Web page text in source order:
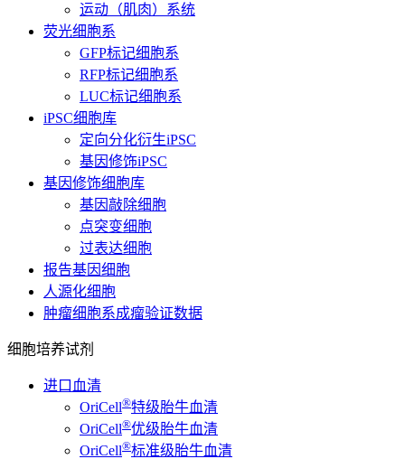
运动（肌肉）系统
荧光细胞系
GFP标记细胞系
RFP标记细胞系
LUC标记细胞系
iPSC细胞库
定向分化衍生iPSC
基因修饰iPSC
基因修饰细胞库
基因敲除细胞
点突变细胞
过表达细胞
报告基因细胞
人源化细胞
肿瘤细胞系成瘤验证数据
细胞培养试剂
进口血清
OriCell®特级胎牛血清
OriCell®优级胎牛血清
OriCell®标准级胎牛血清